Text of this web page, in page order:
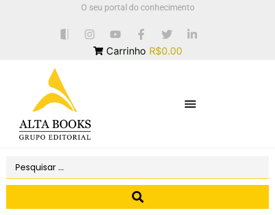
O seu portal do conhecimento
Carrinho R$0.00